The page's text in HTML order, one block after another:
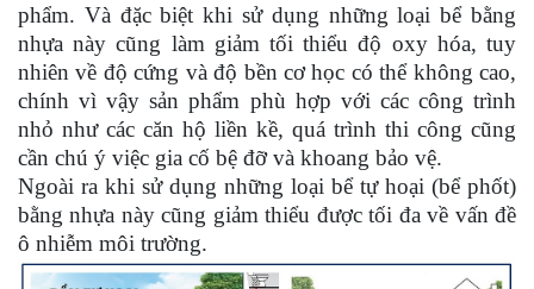
phẩm. Và đặc biệt khi sử dụng những loại bể bằng
nhựa này cũng làm giảm tối thiểu độ oxy hóa, tuy
nhiên về độ cứng và độ bền cơ học có thể không cao,
chính vì vậy sản phẩm phù hợp với các công trình
nhỏ như các căn hộ liền kề, quá trình thi công cũng
cần chú ý việc gia cố bệ đỡ và khoang bảo vệ.
Ngoài ra khi sử dụng những loại bể tự hoại (bể phốt)
bằng nhựa này cũng giảm thiểu được tối đa về vấn đề
ô nhiễm môi trường.